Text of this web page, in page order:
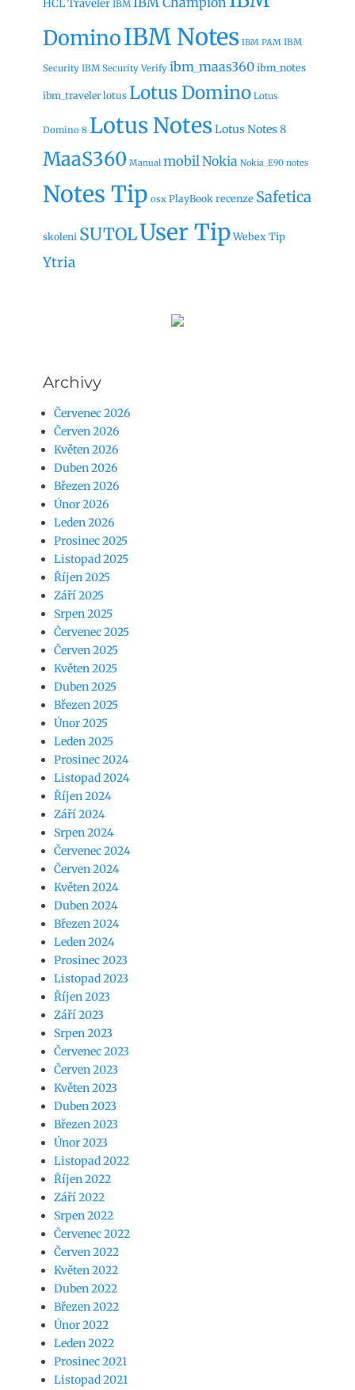
HCL Traveler IBM
DominoIBM Notes IBM PAM IBM
Security IBM Security Verify ibm_maas360ibm_notes
ibm_traveler lotus Lotus Domino Lotus
Domino 8 Lotus Notes Lotus Notes 8
MaaS360 Manual mobilNokia Nokia_E90 notes
Notes Tip osx PlayBook recenze Safetica
skoleni SUTOLUser TipWebex Tip
Ytria
Archivy
Červenec 2026
Červen 2026
Květen 2026
Duben 2026
Březen 2026
Únor 2026
Leden 2026
Prosinec 2025
Listopad 2025
Říjen 2025
Září 2025
Srpen 2025
Červenec 2025
Červen 2025
Květen 2025
Duben 2025
Březen 2025
Únor 2025
Leden 2025
Prosinec 2024
Listopad 2024
Říjen 2024
Září 2024
Srpen 2024
Červenec 2024
Červen 2024
Květen 2024
Duben 2024
Březen 2024
Leden 2024
Prosinec 2023
Listopad 2023
Říjen 2023
Září 2023
Srpen 2023
Červenec 2023
Červen 2023
Květen 2023
Duben 2023
Březen 2023
Únor 2023
Listopad 2022
Říjen 2022
Září 2022
Srpen 2022
Červenec 2022
Červen 2022
Květen 2022
Duben 2022
Březen 2022
Únor 2022
Leden 2022
Prosinec 2021
Listopad 2021